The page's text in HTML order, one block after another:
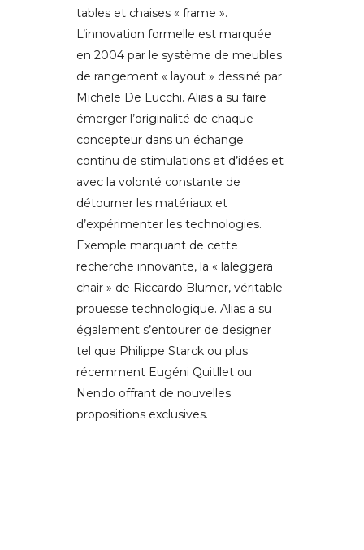
tables et chaises « frame ».
L’innovation formelle est marquée
en 2004 par le système de meubles
de rangement « layout » dessiné par
Michele De Lucchi. Alias a su faire
émerger l’originalité de chaque
concepteur dans un échange
continu de stimulations et d’idées et
avec la volonté constante de
détourner les matériaux et
d’expérimenter les technologies.
Exemple marquant de cette
recherche innovante, la « laleggera
chair » de Riccardo Blumer, véritable
prouesse technologique. Alias a su
également s’entourer de designer
tel que Philippe Starck ou plus
récemment Eugéni Quitllet ou
Nendo offrant de nouvelles
propositions exclusives.